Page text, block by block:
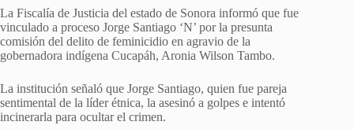
La Fiscalía de Justicia del estado de Sonora informó que fue
vinculado a proceso Jorge Santiago ‘N’ por la presunta
comisión del delito de feminicidio en agravio de la
gobernadora indígena Cucapáh, Aronia Wilson Tambo.
La institución señaló que Jorge Santiago, quien fue pareja
sentimental de la líder étnica, la asesinó a golpes e intentó
incinerarla para ocultar el crimen.